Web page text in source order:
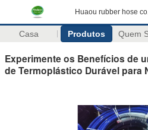
Huaou rubber hose
Casa Produtos Quem
Experimente os Benefícios de
de Termoplástico Durável para